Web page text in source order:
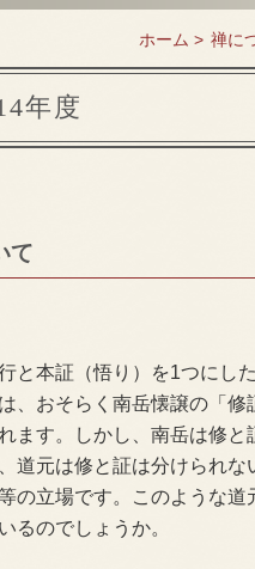
ホーム > 禅に
年度
て
と本証（悟り）を1つにし
、おそらく南岳懐譲の「
ます。しかし、南岳は修
道元は修と証は分けられな
の立場です。このような
るのでしょうか。